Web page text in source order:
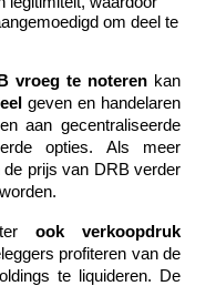
houders
om deel te
vroeg te noteren kan
geven en handelaren
aan gecentraliseerde
opties. Als meer
prijs van DRB verder
ook verkoopdruk
profiteren van de
te liquideren. De